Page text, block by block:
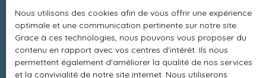
Informations
Recrutement
Honoraires
Mentions légales
Nous utilisons des cookies afin de vous offrir une expérience
optimale et une communication pertinente sur notre site.
Grace à ces technologies, nous pouvons vous proposer du
contenu en rapport avec vos centres d'intérêt. Ils nous
permettent également d'améliorer la qualité de nos services
et la convivialité de notre site internet. Nous utiliserons